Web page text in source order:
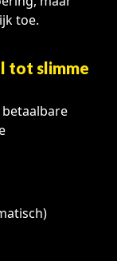
toe.
tot slimme